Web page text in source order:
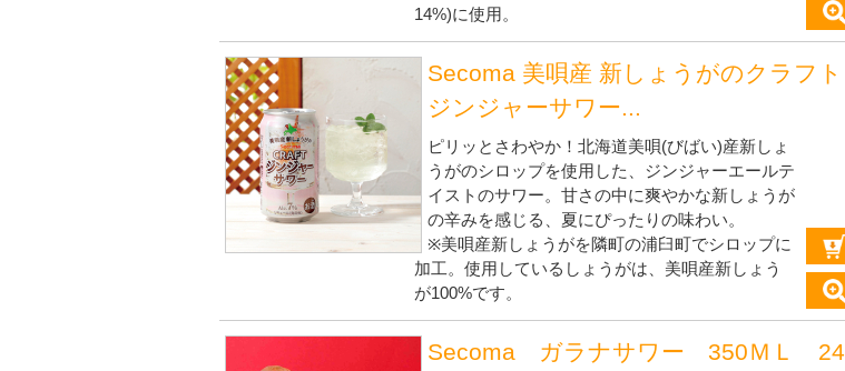
14%)に使用。
Secoma 美唄産 新しょうがのクラフト
ジンジャーサワー...
ピリッとさわやか！北海道美唄(びばい)産新しょ
うがのシロップを使用した、ジンジャーエールテ
イストのサワー。甘さの中に爽やかな新しょうが
の辛みを感じる、夏にぴったりの味わい。
※美唄産新しょうがを隣町の浦臼町でシロップに
加工。使用しているしょうがは、美唄産新しょう
が100%です。
Secoma ガラナサワー 350ＭＬ 24